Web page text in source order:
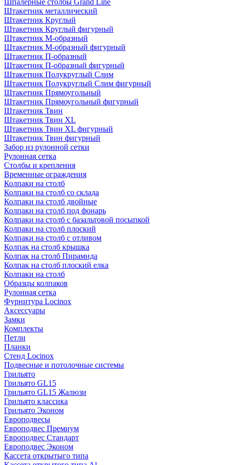
Шпалерные столбы Grand Line
Штакетник металлический
Штакетник Круглый
Штакетник Круглый фигурный
Штакетник М-образный
Штакетник М-образный фигурный
Штакетник П-образный
Штакетник П-образный фигурный
Штакетник Полукруглый Слим
Штакетник Полукруглый Слим фигурный
Штакетник Прямоугольный
Штакетник Прямоугольный фигурный
Штакетник Твин
Штакетник Твин XL
Штакетник Твин XL фигурный
Штакетник Твин фигурный
Забор из рулонной сетки
Рулонная сетка
Столбы и крепления
Временные ограждения
Колпаки на столб
Колпаки на столб со склада
Колпаки на столб двoйные
Колпаки на столб под фонарь
Колпаки на столб с базальтовой посыпкой
Колпаки на столб плоский
Колпаки на столб с отливом
Колпак на столб крышка
Колпак на столб Пирамида
Колпак на столб плоский елка
Колпаки на столб
Образцы колпаков
Рулонная сетка
Фурнитура Locinox
Аксессуары
Замки
Комплекты
Петли
Планки
Стенд Locinox
Подвесные и потолочные системы
Грильято
Грильято GL15
Грильято GL15 Жалюзи
Грильято классика
Грильято Эконом
Европодвесы
Европодвес Премиум
Европодвес Стандарт
Европодвес Эконом
Кассета открытыго типа